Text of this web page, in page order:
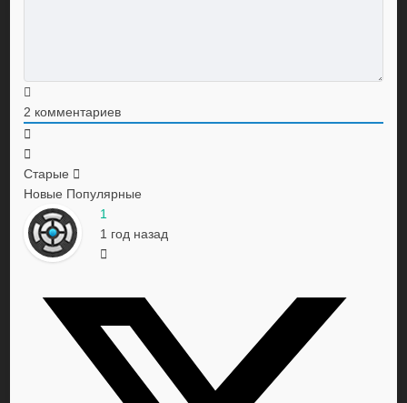
2 комментариев
Старые
Новые Популярные
1
1 год назад